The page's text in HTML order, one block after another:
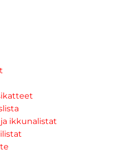
ikkunalistat